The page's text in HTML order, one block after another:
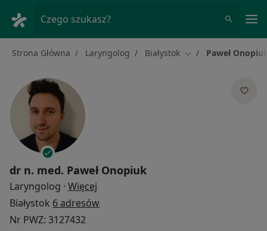
Czego szukasz?
Strona Główna Laryngolog Białystok Zmień miasto
Paweł
dr n. med. Paweł Onopiuk
Laryngolog · Więcej
Białystok 6 adresów
Nr PWZ: 3127432